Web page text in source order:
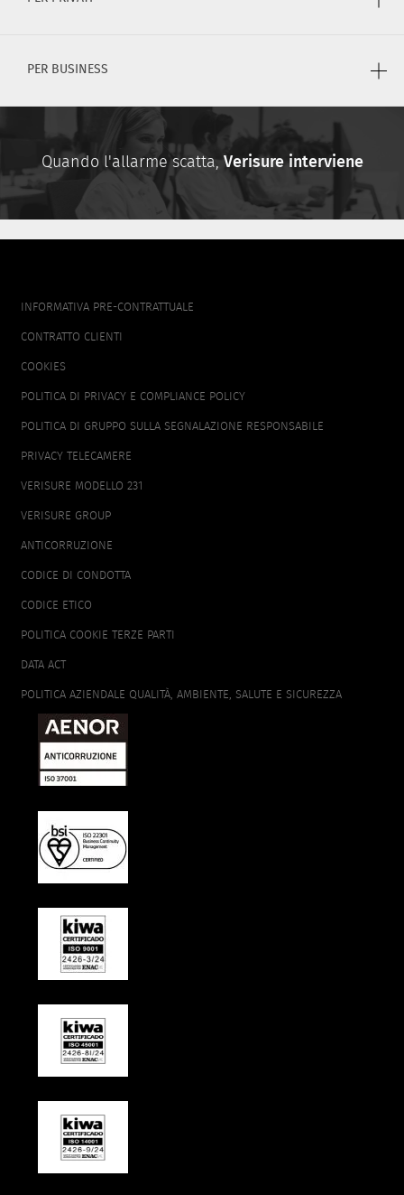
PER BUSINESS
Quando l'allarme scatta,Verisure interviene
FOOTER
INFORMATIVA PRE-CONTRATTUALE
CONTRATTO CLIENTI
COOKIES
POLITICA DI PRIVACY E COMPLIANCE POLICY
POLITICA DI GRUPPO SULLA SEGNALAZIONE RESPONSABILE
PRIVACY TELECAMERE
VERISURE MODELLO 231
VERISURE GROUP
ANTICORRUZIONE
CODICE DI CONDOTTA
CODICE ETICO
POLITICA COOKIE TERZE PARTI
DATA ACT
POLITICA AZIENDALE QUALITÀ, AMBIENTE, SALUTE E SICUREZZA